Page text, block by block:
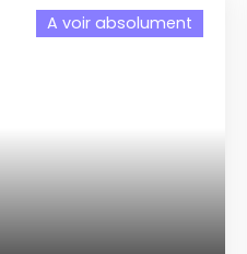
A voir absolument